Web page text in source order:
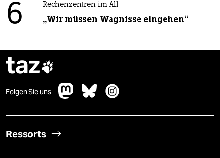
6 Rechenzentren im All
„Wir müssen Wagnisse eingehen“
taz
Folgen Sie uns
Ressorts